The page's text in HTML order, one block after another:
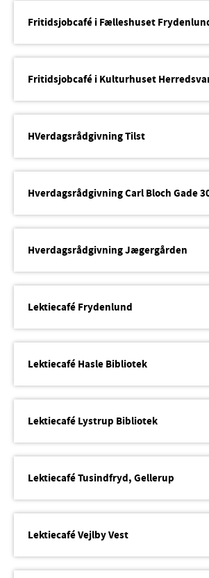
Fritidsjobcafé i Fælleshuset
Fritidsjobcafé i Kulturhuset
HVerdagsrådgivning Tilst
Hverdagsrådgivning Carl Bloch Gade
Hverdagsrådgivning Jægergården
Lektiecafé Frydenlund
Lektiecafé Hasle Bibliotek
Lektiecafé Lystrup Bibliotek
Lektiecafé Tusindfryd, Gellerup
Lektiecafé Vejlby Vest